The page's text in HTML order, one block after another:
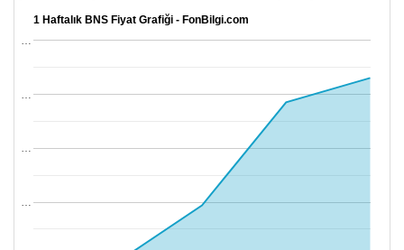
1 Haftalık BNS Fiyat Grafiği - FonBilgi.com
…
…